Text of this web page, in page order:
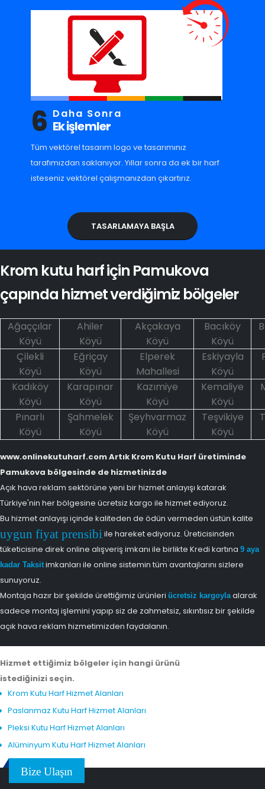
6 Daha Sonra
Ek işlemler
Tüm vektörel tasarım logo ve tasarımınız
tarafımızdan saklanıyor. Yıllar sonra da ek bir harf
isteseniz vektörel çalışmanızdan çıkartırız.
TASARLAMAYA BAŞLA
Krom kutu harf için Pamukova
çapında hizmet verdiğimiz bölgeler
Ağaççılar
Köyü
Ahiler
Köyü
Akçakaya
Köyü
Bacıköy
Köyü
Çilekli
Köyü
Eğriçay
Köyü
Elperek
Mahallesi
Eskiyayla
Köyü
Kadıköy
Köyü
Karapınar
Köyü
Kazımiye
Köyü
Kemaliye
Köyü
Pınarlı
Köyü
Şahmelek
Köyü
Şeyhvarmaz
Köyü
Teşvikiye
Köyü
www.onlinekutuharf.com Artık Krom Kutu Harf üretiminde
Pamukova bölgesinde de hizmetinizde
Açık hava reklam sektörüne yeni bir hizmet anlayışı katarak
Türkiye'nin her bölgesine ücretsiz kargo ile hizmet ediyoruz.
Bu hizmet anlayışı içinde kaliteden de ödün vermeden üstün kalite
uygun fiyat prensibi ile hareket ediyoruz. Üreticisinden
tüketicisine direk online alışveriş imkanı ile birlikte Kredi kartına 9 aya
kadar Taksitimkanları ile online sistemin tüm avantajlarını sizlere
sunuyoruz.
Montaja hazır bir şekilde ürettiğimiz ürünleri ücretsiz kargoylaalarak
sadece montaj işlemini yapıp siz de zahmetsiz, sıkıntısız bir şekilde
açık hava reklam hizmetimizden faydalanın.
Hizmet ettiğimiz bölgeler için hangi ürünü
istediğinizi seçin.
Krom Kutu Harf Hizmet Alanları
Paslanmaz Kutu Harf Hizmet Alanları
Pleksi Kutu Harf Hizmet Alanları
Alüminyum Kutu Harf Hizmet Alanları
Bize Ulaşın